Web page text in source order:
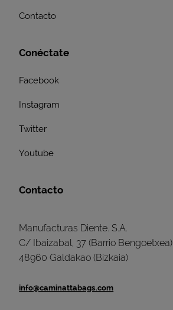
Contacto
Conéctate
Facebook
Instagram
Twitter
Youtube
Contacto
Manufacturas Diente. S.A.
C/ Ibaizabal, 37 (Barrio Bengoetxea)
48960 Galdakao (Bizkaia)
info@caminattabags.com